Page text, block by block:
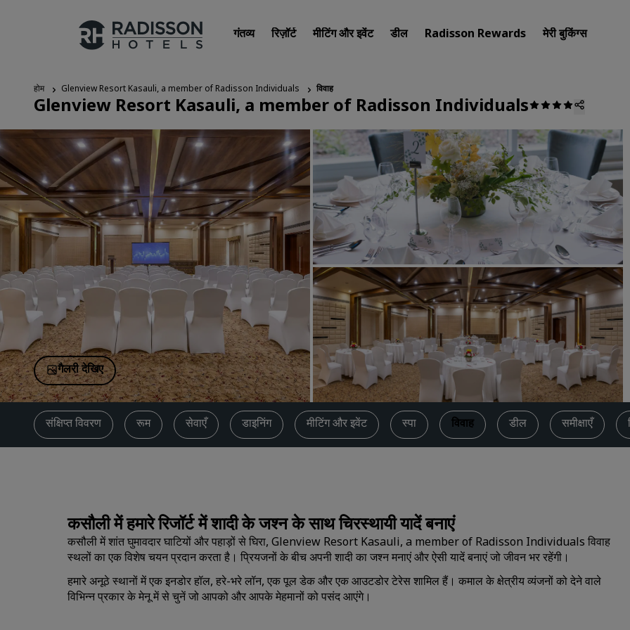
गंतव्य रिज़ॉर्ट मीटिंग और इवेंट डील Radisson Rewards मेरी बुकिंग्स
हमारे ब्रांड
Radisson Hotels ब्रांड्स
चीन में संबद्ध ब्रांड
अपना होटल खोजें
गंतव्य
रिज़ॉर्ट
सर्विस्ड अपार्टमेंट
एयरपोर्ट होटल
नए और जल्दी शुरू होने वाले होटल
मीटिंग और इवेंट
Radisson Meetings की खोज
मीटिंग की जगह बुक करें
कोट का अनुरोध करें
इवेंट के डेस्टिनेशन
उद्योगों के लिए समाधान
फ्लाइट्स खोजें
फ्लाइट्स खोजें
डिजिटल सेवाएं
Radisson Hotels ऐप
होम Glenview Resort Kasauli, a member of Radisson Individuals विवाह
Glenview Resort Kasauli, a member of Radisson Individuals
गैलरी देखिए
संक्षिप्त विवरण रूम सेवाएँ डाइनिंग मीटिंग और इवेंट स्पा विवाह डील समीक्षाएँ
कसौली में हमारे रिजॉर्ट में शादी के जश्न के साथ चिरस्थायी यादें बनाएं
कसौली में शांत घुमावदार घाटियों और पहाड़ों से घिरा, Glenview Resort Kasauli, a member of Radisson Individuals विवाह
स्थलों का एक विशेष चयन प्रदान करता है। प्रियजनों के बीच अपनी शादी का जश्न मनाएं और ऐसी यादें बनाएं जो जीवन भर रहेंगी।
हमारे अनूठे स्थानों में एक इनडोर हॉल, हरे-भरे लॉन, एक पूल डेक और एक आउटडोर टेरेस शामिल हैं। कमाल के क्षेत्रीय व्यंजनों को देने वाले
विभिन्न प्रकार के मेनू में से चुनें जो आपको और आपके मेहमानों को पसंद आएंगे।